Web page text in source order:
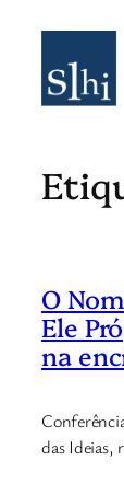
conteúdo
O
Ele
na
das Ideias,